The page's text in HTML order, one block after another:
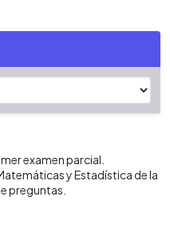
examen parcial.
y Estadística de la
preguntas.